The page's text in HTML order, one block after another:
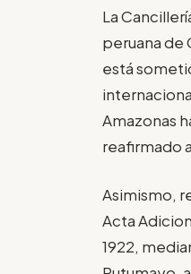
La
peruana de
está
Amazonas
reafirmado
Asimismo,
Acta
1922,